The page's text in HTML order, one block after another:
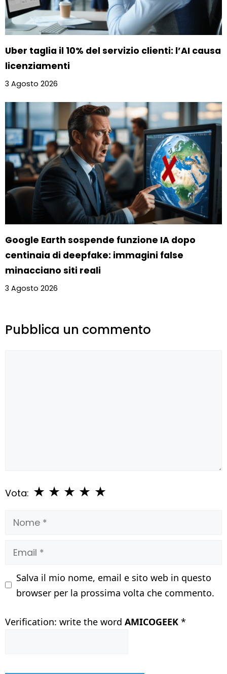
Uber taglia il 10% del servizio clienti: l’AI causa
licenziamenti
3 Agosto 2026
Google Earth sospende funzione IA dopo
centinaia di deepfake: immagini false
minacciano siti reali
3 Agosto 2026
Pubblica un commento
Vota: ★
★
★
★
★
Nome
Email
Salva il mio nome, email e sito web in questo
browser per la prossima volta che commento.
Verification: write the word AMICOGEEK *